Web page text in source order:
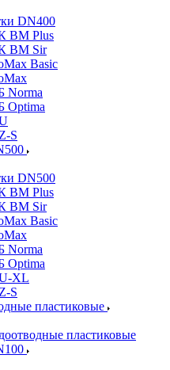
DN400
ВМ Plus
ВМ Sir
Basic
Norma
Optima
S
DN500
ВМ Plus
ВМ Sir
Basic
Norma
Optima
XL
S
пластиковые
пластиковые